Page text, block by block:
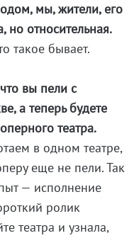
мы, жители, его
но относительная.
такое бывает.
вы пели с
а теперь будете
театра.
в одном театре,
еще не пели. Так
— исполнение
ролик
театра и узнала,